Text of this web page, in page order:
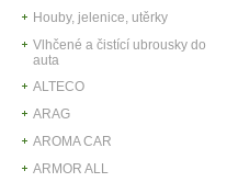
Houby, jelenice, utěrky
Vlhčené a čistící ubrousky do
auta
ALTECO
ARAG
AROMA CAR
ARMOR ALL